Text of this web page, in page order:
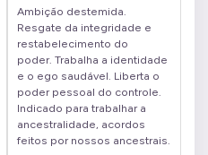
Ambição destemida.
Resgate da integridade e
restabelecimento do
poder. Trabalha a identidade
e o ego saudável. Liberta o
poder pessoal do controle.
Indicado para trabalhar a
ancestralidade, acordos
feitos por nossos ancestrais.